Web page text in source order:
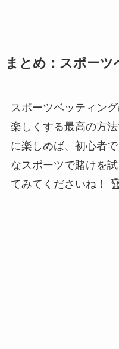
まとめ：スポー
スポーツベッティン
楽しくする最高の方
に楽しめば、初心者
なスポーツで賭けを
てみてくださいね！